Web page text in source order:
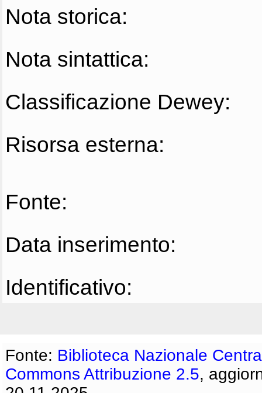
Nota storica:
Nota sintattica:
Classificazione Dewey:
Risorsa esterna:
Fonte:
Data inserimento:
Identificativo:
Fonte: Biblioteca Nazionale
Commons Attribuzione 2.5,